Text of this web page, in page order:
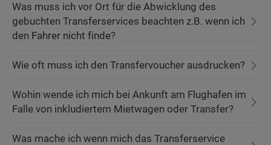
Was muss ich vor Ort für die Abwicklung des
gebuchten Transferservices beachten z.B. wenn ich
den Fahrer nicht finde?
Wie oft muss ich den Transfervoucher ausdrucken?
Wohin wende ich mich bei Ankunft am Flughafen im
Falle von inkludiertem Mietwagen oder Transfer?
Was mache ich wenn mich das Transferservice